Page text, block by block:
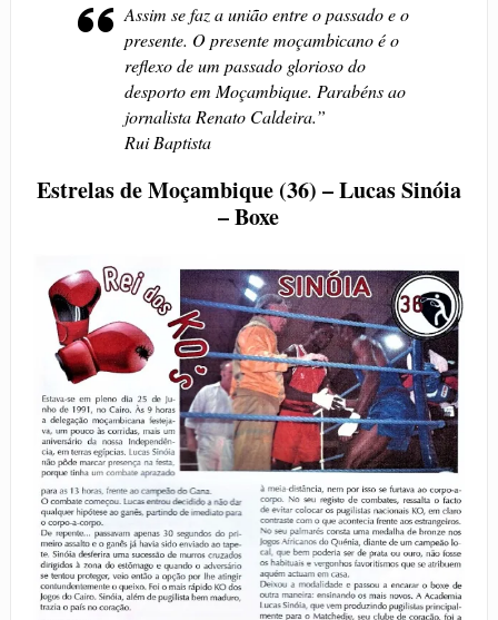
Assim se faz a união entre o passado e o
presente. O presente moçambicano é o
reflexo de um passado glorioso do
desporto em Moçambique. Parabéns ao
jornalista Renato Caldeira.”
Rui Baptista
Estrelas de Moçambique (36) –Lucas Sinóia
– Boxe